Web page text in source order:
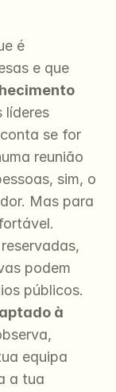
é
e que
líderes
se for
reunião
sim, o
Mas para
podem
à
equipa
a tua